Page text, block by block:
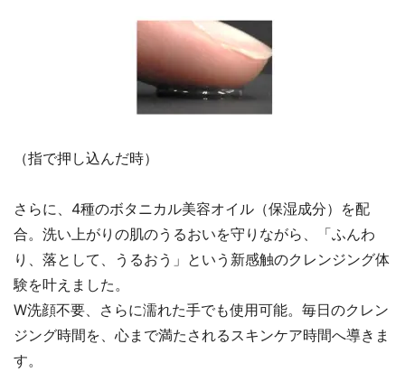
（指で押し込んだ時）
さらに、4種のボタニカル美容オイル（保湿成分）を配
合。洗い上がりの肌のうるおいを守りながら、「ふんわ
り、落として、うるおう」という新感触のクレンジング体
験を叶えました。
W洗顔不要、さらに濡れた手でも使用可能。毎日のクレン
ジング時間を、心まで満たされるスキンケア時間へ導きま
す。